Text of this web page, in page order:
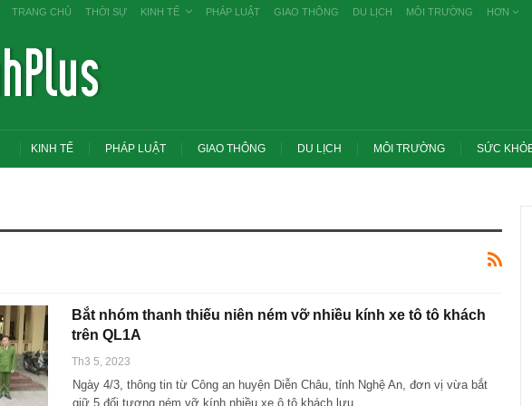
TRANG CHỦ THỜI SỰ KINH TẾ PHÁP LUẬT GIAO THÔNG DU LỊCH MÔI TRƯỜNG HƠN
KINH TẾ PHÁP LUẬT GIAO THÔNG DU LỊCH MÔI TRƯỜNG SỨC
Bắt nhóm thanh thiếu niên ném vỡ nhiều kính xe tô tô khách
trên QL1A
Th3 5, 2023
Ngày 4/3, thông tin từ Công an huyện Diễn Châu, tỉnh Nghệ An, đơn vị vừa bắt
giữ 5 đối tượng ném vỡ kính nhiều xe ô tô khách lưu…
Thủ tướng: Xử lý nghiêm các vụ tiêu cực
thi THPT, công bố công khai
thuế cao với đất bỏ hoang, hạn chế đầu
cơ…